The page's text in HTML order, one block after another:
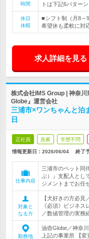
時間
トは下記6パター
休日
休暇
■シフト制（月8～
希望休も柔軟に対
求人詳細を見る
株式会社IMS Group | 神奈
Globe』運営会社
三浦市×ワンちゃんと泊
日
正社員 急募 学歴不問
情報更新日：2026/06/04 終了
仕事内容
三浦市のペット同
ぶ）』支配人とし
ジメントまでお任
対象と
なる方
【犬好きの方必見
《必須》ビジネ
／数値管理の実
勤務地
油壺Globe／神奈
上記の事業所 【